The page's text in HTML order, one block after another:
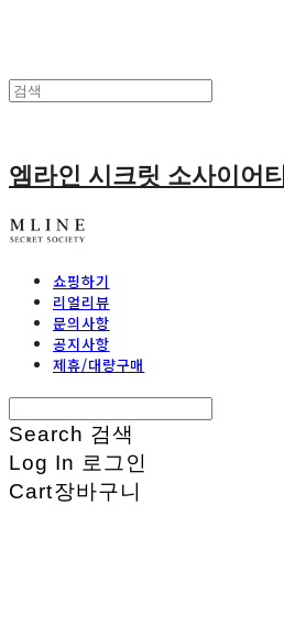
엠라인 시크릿 소사이어티
쇼핑하기
리얼리뷰
문의사항
공지사항
제휴/대량구매
Search 검색
Log In 로그인
Cart장바구니